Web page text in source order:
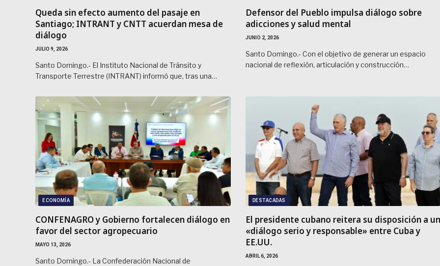
Queda sin efecto aumento del pasaje en
Santiago; INTRANT y CNTT acuerdan mesa de
diálogo
JULIO 9, 2026
Santo Domingo.- El Instituto Nacional de Tránsito y
Transporte Terrestre (INTRANT) informó que, tras una…
Defensor del Pueblo impulsa diálogo sobre
adicciones y salud mental
JUNIO 2, 2026
Santo Domingo.- Con el objetivo de generar un espacio
nacional de reflexión, articulación y construcción…
ECONOMÍA
CONFENAGRO y Gobierno fortalecen diálogo en
favor del sector agropecuario
MAYO 13, 2026
Santo Domingo.- La Confederación Nacional de
DESTACADAS
El presidente cubano reitera su disposición a un
«diálogo serio y responsable» entre Cuba y
EE.UU.
ABRIL 6, 2026